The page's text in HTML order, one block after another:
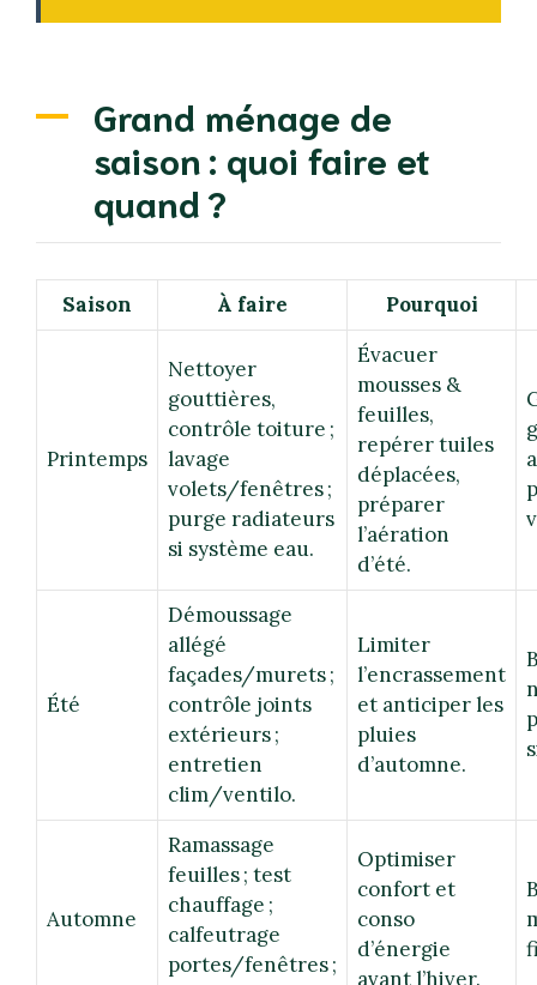
Grand ménage de
saison : quoi faire et
quand ?
Saison À faire Pourquoi
Printemps
Nettoyer
gouttières,
contrôle toiture ;
lavage
volets/fenêtres ;
purge radiateurs
si système eau.
Évacuer
mousses &
feuilles,
repérer tuiles
déplacées,
préparer
l’aération
d’été.
Été
Démoussage
allégé
façades/murets ;
contrôle joints
extérieurs ;
entretien
clim/ventilo.
Limiter
l’encrassement
et anticiper les
pluies
d’automne.
Automne
Ramassage
feuilles ; test
chauffage ;
calfeutrage
portes/fenêtres ;
Optimiser
confort et
conso
d’énergie
avant l’hiver.